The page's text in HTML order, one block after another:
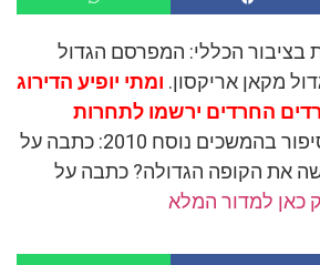
בציבור הכללי: המפרסם הגדול
מקאן אריקסון. ומתי יופיע הדירוג
החרדים ירשמו לתחרות
| סיפור בהמשכים נוסח 2010: כתבה על
את הקופה הגדולה? כתבה על
כאן למדור המלא